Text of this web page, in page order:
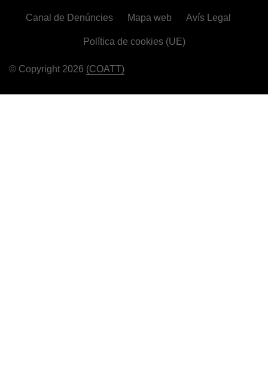
© Copyright 2026 (COATT)
Canal de Denúncies Mapa web Avís Legal
Política de cookies (UE)